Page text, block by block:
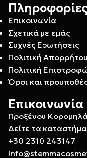
Πληροφορίες
Επικοινωνία
Σχετικά με εμάς
Συχνές Ερωτήσεις
Πολιτική Απορρήτου
Πολιτική
Όροι και
Επικοινωνία
Προξένου
Δείτε τα
+30 2310 243147